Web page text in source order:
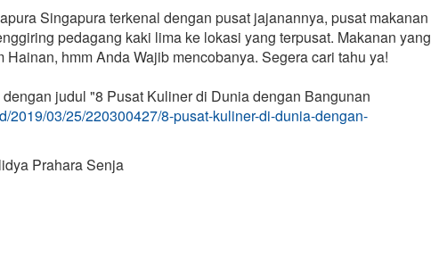
Singapura terkenal dengan pusat jajanannya, pusat makanan
pedagang kaki lima ke lokasi yang terpusat. Makanan yang
hmm Anda Wajib mencobanya. Segera cari tahu ya!
dengan judul "8 Pusat Kuliner di Dunia dengan Bangunan
2019/03/25/220300427/8-pusat-kuliner-di-dunia-dengan-
Prahara Senja